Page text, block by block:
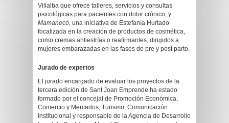
Villalba que ofrece talleres, servicios y consultas
psicológicas para pacientes con dolor crónico; y
Mamanecó, una iniciativa de Estefanía Hurtado
focalizada en la creación de productos de cosmética,
como cremas antiestrías o reafirmantes, dirigidos a
mujeres embarazadas en las fases de pre y post parto.
Jurado de expertos
El jurado encargado de evaluar los proyectos de la
tercera edición de Sant Joan Emprende ha estado
formado por el concejal de Promoción Económica,
Comercio y Mercados, Turismo, Comunicación
Institucional y responsable de la Agencia de Desarrollo